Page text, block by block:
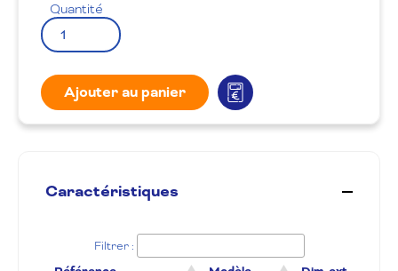
Quantité
Ajouter au panier
Caractéristiques
Filtrer :